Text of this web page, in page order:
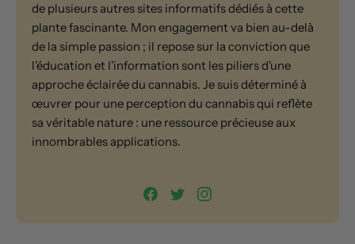
de plusieurs autres sites informatifs dédiés à cette
plante fascinante. Mon engagement va bien au-delà
de la simple passion ; il repose sur la conviction que
l'éducation et l'information sont les piliers d'une
approche éclairée du cannabis. Je suis déterminé à
œuvrer pour une perception du cannabis qui reflète
sa véritable nature : une ressource précieuse aux
innombrables applications.